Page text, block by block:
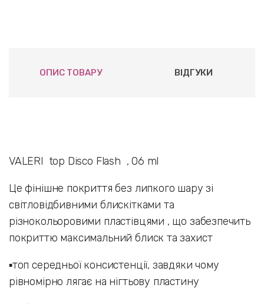
ОПИС ТОВАРУ ВІДГУКИ
VALERI top Disco Flash , 06 ml
Це фінішне покриття без липкого шару зi
свiтловiдбивними блискiтками та
рiзнокольоровими пластiвцями , що забезпечить
покриттю максимальний блиск та захист
▪️топ середньої консистенції, завдяки чому
рівномірно лягає на нігтьову пластину